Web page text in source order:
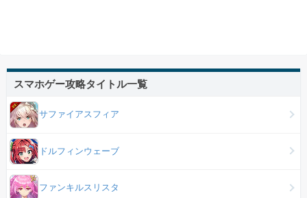
スマホゲー攻略タイトル一覧
サファイアスフィア
ドルフィンウェーブ
ファンキルスリスタ